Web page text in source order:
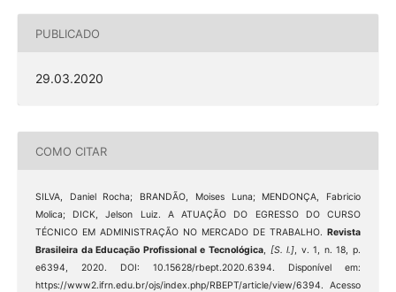
PUBLICADO
29.03.2020
COMO CITAR
SILVA, Daniel Rocha; BRANDÃO, Moises Luna; MENDONÇA, Fabricio
Molica; DICK, Jelson Luiz. A ATUAÇÃO DO EGRESSO DO CURSO
TÉCNICO EM ADMINISTRAÇÃO NO MERCADO DE TRABALHO.Revista
Brasileira da Educação Profissional e Tecnológica, [S. l.] , v. 1, n. 18, p.
e6394, 2020. DOI: 10.15628/rbept.2020.6394. Disponível em:
https://www2.ifrn.edu.br/ojs/index.php/RBEPT/article/view/6394. Acesso